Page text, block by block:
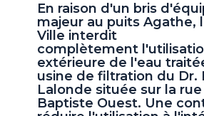
En raison d'un bris
majeur au puits Agathe,
Ville interdit
complètement
extérieure de l'eau
usine de filtration du Dr.
Lalonde située sur la
Baptiste Ouest. Une